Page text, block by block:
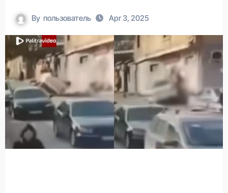
By пользователь Apr 3, 2025